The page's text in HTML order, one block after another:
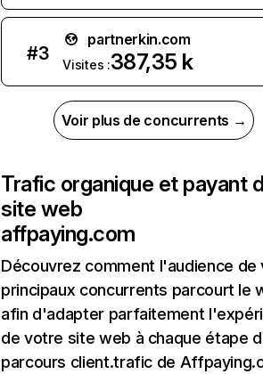
#3
partnerkin.com
Visites :387,35 k
Voir plus de concurrents →
Trafic organique et payant
site web
affpaying.com
Découvrez comment l'audience de
principaux concurrents parcourt le
afin d'adapter parfaitement
de votre site web à chaque étape
parcours client.trafic de